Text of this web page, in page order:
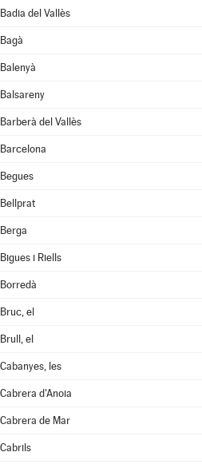
Badia del Vallès
Bagà
Balenyà
Balsareny
Barberà del Vallès
Barcelona
Begues
Bellprat
Berga
Bigues i Riells
Borredà
Bruc, el
Brull, el
Cabanyes, les
Cabrera d'Anoia
Cabrera de Mar
Cabrils